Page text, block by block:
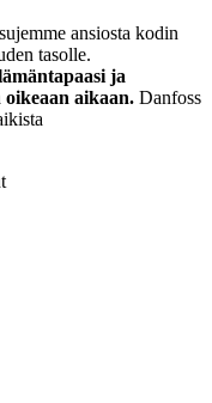
ansiosta kodin
tasolle.
ja
aikaan. Danfoss